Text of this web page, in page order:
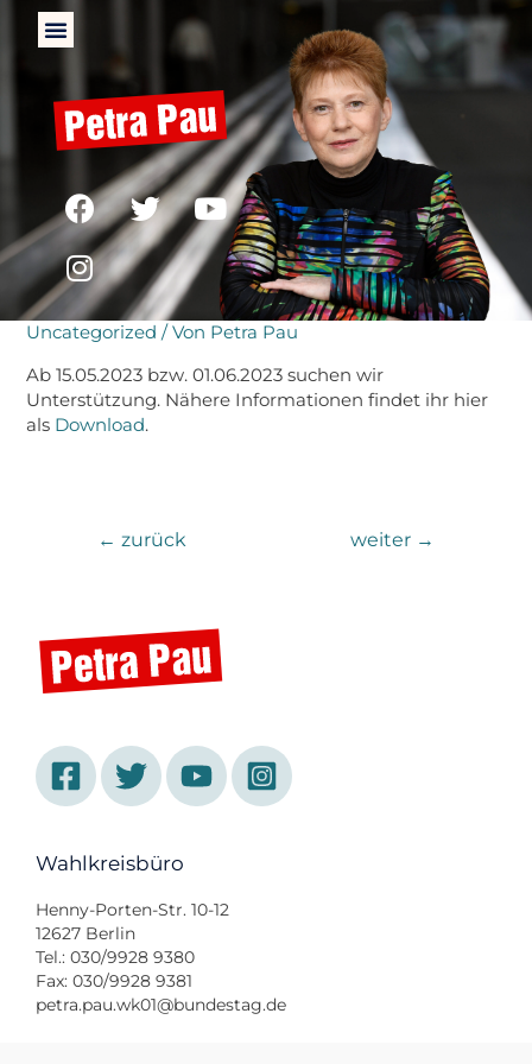
Stellenausschreibung
Uncategorized / Von Petra Pau
Ab 15.05.2023 bzw. 01.06.2023 suchen wir
Unterstützung. Nähere Informationen findet ihr hier
als Download.
← zurück weiter →
Wahlkreisbüro
Henny-Porten-Str. 10-12
12627 Berlin
Tel.: 030/9928 9380
Fax: 030/9928 9381
petra.pau.wk01@bundestag.de